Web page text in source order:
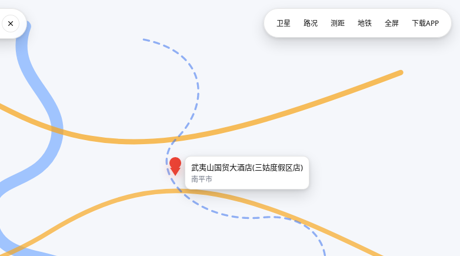
武夷山国贸大酒店(三姑度假区店)
南平市
卫星 路况 测距 地铁 全屏 下载APP